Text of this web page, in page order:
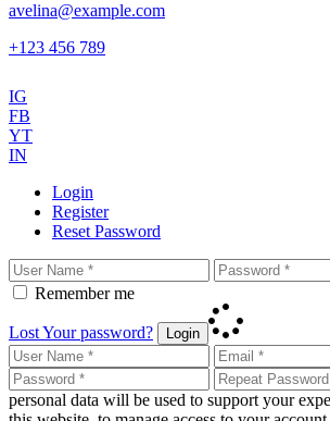
avelina@example.com
+123 456 789
IG
FB
YT
IN
Login
Register
Reset Password
Remember me
Lost Your password? Login
personal data will be used to support your